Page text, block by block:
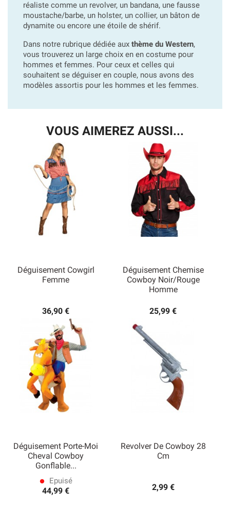
réaliste comme un revolver, un bandana, une fausse
moustache/barbe, un holster, un collier, un bâton de
dynamite ou encore une étoile de shérif.
Dans notre rubrique dédiée aux thème du Western,
vous trouverez un large choix en en costume pour
hommes et femmes. Pour ceux et celles qui
souhaitent se déguiser en couple, nous avons des
modèles assortis pour les hommes et les femmes.
VOUS AIMEREZ AUSSI...
Déguisement Cowgirl
Femme
36,90 €
Déguisement Chemise
Cowboy Noir/Rouge
Homme
25,99 €
Déguisement Porte-Moi
Cheval Cowboy
Gonflable...
lens Epuisé
44,99 €
Revolver De Cowboy 28
Cm
2,99 €